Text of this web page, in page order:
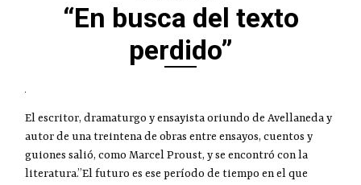
“En busca del texto
perdido”
El escritor, dramaturgo y ensayista oriundo de Avellaneda y
autor de una treintena de obras entre ensayos, cuentos y
guiones salió, como Marcel Proust, y se encontró con la
literatura.”El futuro es ese período de tiempo en el que